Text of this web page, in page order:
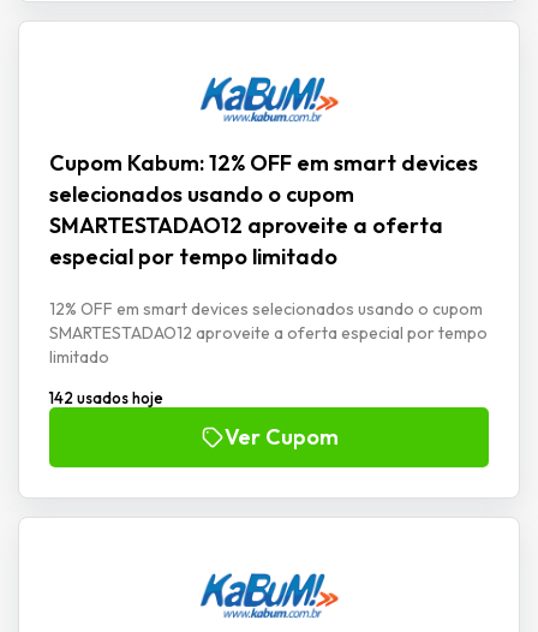
Cupom Kabum: 12% OFF em smart devices
selecionados usando o cupom
SMARTESTADAO12 aproveite a oferta
especial por tempo limitado
12% OFF em smart devices selecionados usando o cupom
SMARTESTADAO12 aproveite a oferta especial por tempo
limitado
142 usados hoje
Ver Cupom